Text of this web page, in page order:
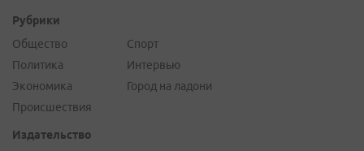
Рубрики
Общество
Политика
Экономика
Происшествия
Спорт
Интервью
Город на ладони
Издательство